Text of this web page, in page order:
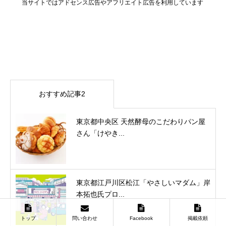
当サイトではアドセンス広告やアフリエイト広告を利用しています
おすすめ記事2
東京都中央区 天然酵母のこだわりパン屋
さん「けやき...
東京都江戸川区松江「やさしいマダム」岸
本拓也氏プロ...
トップ 問い合わせ Facebook 掲載依頼